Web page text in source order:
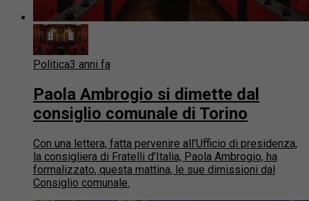
Politica3 anni fa
Paola Ambrogio si dimette dal
consiglio comunale di Torino
Con una lettera, fatta pervenire all’Ufficio di presidenza,
la consigliera di Fratelli d’Italia, Paola Ambrogio, ha
formalizzato, questa mattina, le sue dimissioni dal
Consiglio comunale.